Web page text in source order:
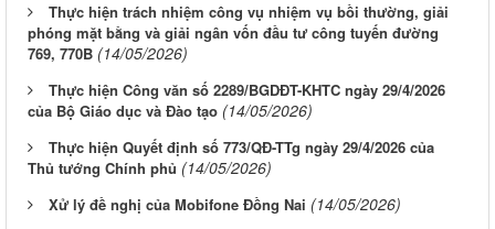
Thực hiện trách nhiệm công vụ nhiệm vụ bồi thường, giải
phóng mặt bằng và giải ngân vốn đầu tư công tuyến đường
769, 770B (14/05/2026)
Thực hiện Công văn số 2289/BGDĐT-KHTC ngày 29/4/2026
của Bộ Giáo dục và Đào tạo (14/05/2026)
Thực hiện Quyết định số 773/QĐ-TTg ngày 29/4/2026 của
Thủ tướng Chính phủ (14/05/2026)
Xử lý đề nghị của Mobifone Đồng Nai (14/05/2026)